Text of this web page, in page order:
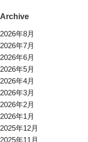
Archive
2026年8月
2026年7月
2026年6月
2026年5月
2026年4月
2026年3月
2026年2月
2026年1月
2025年12月
2025年11月